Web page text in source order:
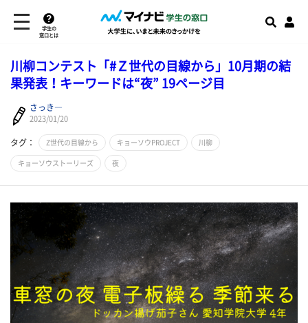
学生の
窓口とは
川柳コンテスト「#Ｚ世代の目線から」10月期の結
果発表！キーワードは“夜” 19ページ目
さっき―
2023/01/20
タグ： Z世代の目線から キョーソウPROJECT 川柳
キョーソウストーリーズ 夜